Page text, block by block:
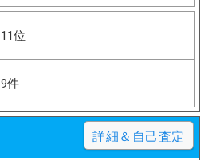
11位
9件
詳細＆自己査定